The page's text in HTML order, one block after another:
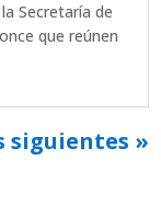
Secretaría de
que reúnen
siguientes »